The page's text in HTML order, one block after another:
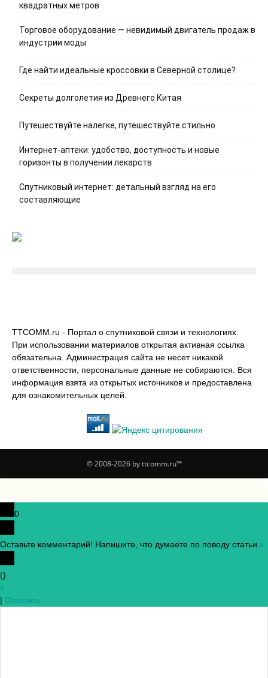
квадратных метров
Торговое оборудование — невидимый двигатель продаж в
индустрии моды
Где найти идеальные кроссовки в Северной столице?
Секреты долголетия из Древнего Китая
Путешествуйте налегке, путешествуйте стильно
Интернет-аптеки: удобство, доступность и новые
горизонты в получении лекарств
Спутниковый интернет: детальный взгляд на его
составляющие
TTCOMM.ru - Портал о спутниковой связи и технологиях.
При использовании материалов открытая активная ссылка
обязательна. Администрация сайта не несет никакой
ответственности, персональные данные не собираются. Вся
информация взята из открытых источников и предоставлена
для ознакомительных целей.
© 2008-2026 by ttcomm.ru™
0
Оставьте комментарий! Напишите, что думаете по поводу статьи. x
()
x
| Ответить